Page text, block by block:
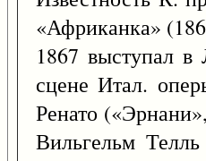
«Африканка»
1867 выступал
сцене Итал.
Ренато
Вильгельм